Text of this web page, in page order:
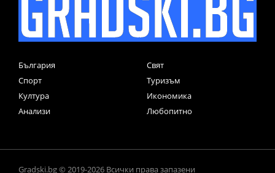
България
Свят
Спорт
Туризъм
Култура
Икономика
Анализи
Любопитно
Gradski.bg © 2019-2026 Всички права запазени